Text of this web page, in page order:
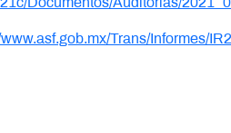
Documentos/Auditorias/
www.asf.gob.mx/Trans/Informes/